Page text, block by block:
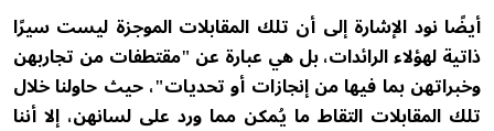
أيضًا نود الإشارة إلى أن تلك المقابلات الموجزة ليست سيرًا
ذاتية لهؤلاء الرائدات، بل هي عبارة عن "مقتطفات من تجاربهن
وخبراتهن بما فيها من إنجازات أو تحديات"، حيث حاولنا خلال
تلك المقابلات التقاط ما يُمكن مما ورد على لسانهن، إلا أننا